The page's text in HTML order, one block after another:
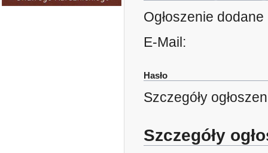
Ogłoszenie
E-Mail:
Hasło
Szczegóły
Szczegóły